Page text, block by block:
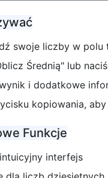
swoje liczby w polu
Średnią" lub
i dodatkowe
kopiowania,
Funkcje
interfejs